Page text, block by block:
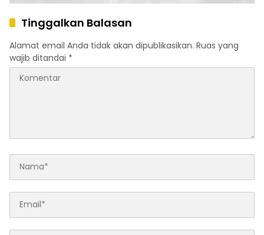
Tinggalkan Balasan
Alamat email Anda tidak akan dipublikasikan. Ruas yang
wajib ditandai *